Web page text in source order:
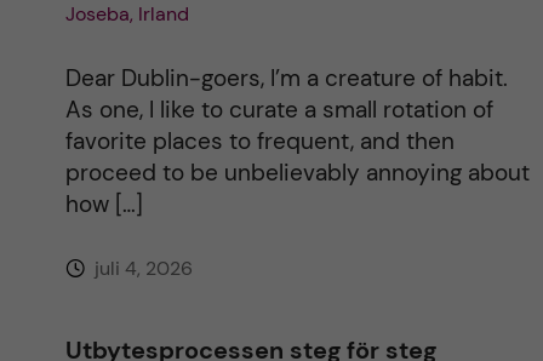
Joseba, Irland
Dear Dublin-goers, I’m a creature of habit.
As one, I like to curate a small rotation of
favorite places to frequent, and then
proceed to be unbelievably annoying about
how […]
juli 4, 2026
Utbytesprocessen steg för steg